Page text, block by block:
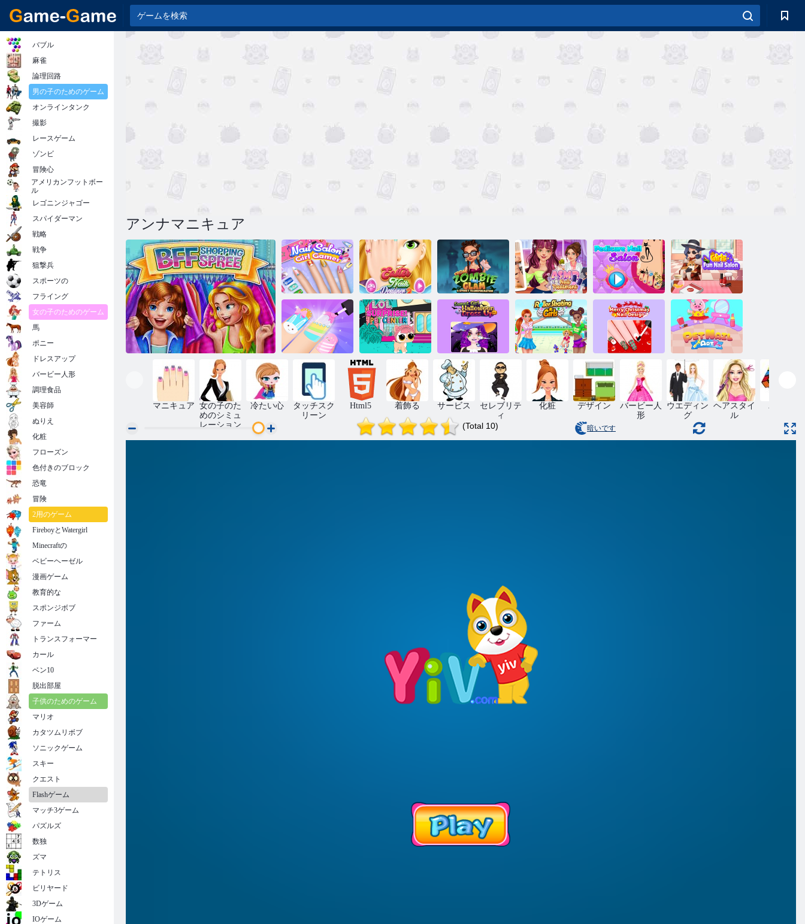
アンナマニキュア
ネイルサロン
ガールゲーム
イースターネ
イルデザイナ
ー2
ゾンビからグ
ラム・ア・ス
プーキーまで
ASMRネイル
トリートメン
ト
ペディキュア
ネイル サロン
ガールズファ
ンネイルサロ
ン
ガールズファ
ンネイルサロ
ン
LOLサプライ
ズペットセン
ター
甘い女の子の
ハロウィーン
のドレスアッ
ローラースケ
ートの女の子
メリークリス
マスネイルデ
ザイン
ペットのネイ
ルアート
マニキュア 女の子のた
めのシミュ
レーション
冷たい心
タッチスク
リーン
Html5 着飾る サービス
セレブリテ
ィ
化粧 デザイン
バービー人
形
ウエディン
グ
ヘアスタイ
ル
パズル
(Total 10) 暗いです
バブル
麻雀
論理回路
男の子のためのゲーム
オンラインタンク
撮影
レースゲーム
ゾンビ
冒険心
アメリカンフットボー
ル
レゴニンジャゴー
スパイダーマン
戦略
戦争
狙撃兵
スポーツの
フライング
女の子のためのゲーム
馬
ポニー
ドレスアップ
バービー人形
調理食品
美容師
ぬりえ
化粧
フローズン
色付きのブロック
恐竜
冒険
2用のゲーム
FireboyとWatergirl
Minecraftの
ベビーヘーゼル
漫画ゲーム
教育的な
スポンジボブ
ファーム
トランスフォーマー
カール
ベン10
脱出部屋
子供のためのゲーム
マリオ
カタツムリボブ
ソニックゲーム
スキー
クエスト
Flashゲーム
マッチ3ゲーム
パズルズ
数独
ズマ
テトリス
ビリヤード
3Dゲーム
IOゲーム